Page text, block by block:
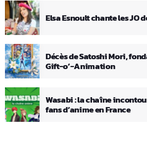
Elsa Esnoult chante les JO
Décès de Satoshi Mori,
Gift-o’-Animation
Wasabi : la chaîne
fans d’anime en France